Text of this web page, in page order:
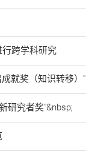
跨学科研究
就奖（知识转移）"
研究者奖"&nbsp;